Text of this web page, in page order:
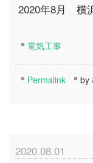
2020年8月 横
電気工事
Permalink by
2020.08.01